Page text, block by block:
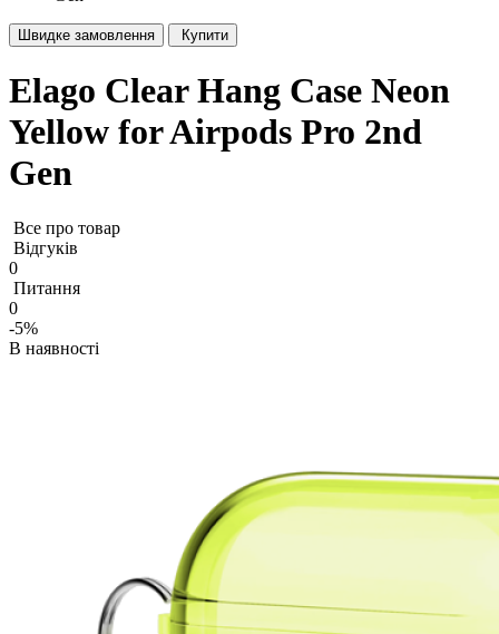
Швидке замовлення Купити
Elago Clear Hang Case Neon
Yellow for Airpods Pro 2nd
Gen
Все про товар
Відгуків
0
Питання
0
-5%
В наявності